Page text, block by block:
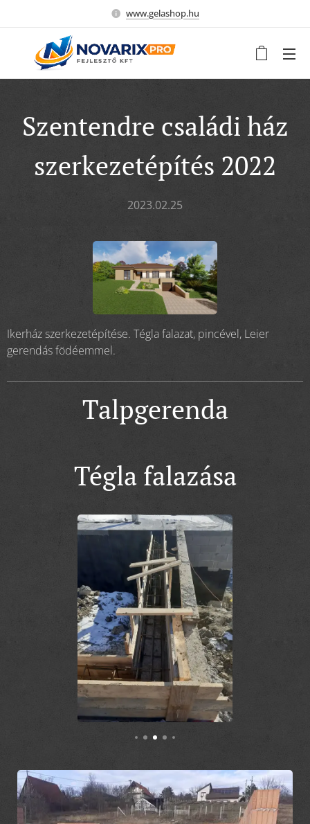
www.gelashop.hu
Szentendre családi ház
szerkezetépítés 2022
2023.02.25
Ikerház szerkezetépítése. Tégla falazat, pincével, Leier
gerendás födéemmel.
Talpgerenda
Tégla falazása